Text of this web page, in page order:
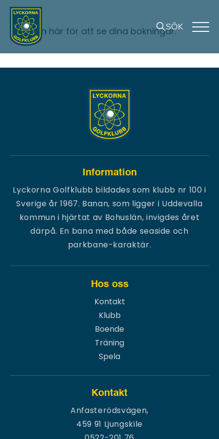
SÖK
Logga in här för att se dina bokningar.
Information
Lyckorna Golfklubb bildades som klubb nr 100 i
Sverige år 1967. Banan, som ligger i Uddevalla
kommun i hjärtat av Bohuslän, invigdes året
därpå. En bana med både seaside och
parkbane-karaktär.
Hos oss
Kontakt
Klubb
Boende
Träning
Spela
Kontakt
Anfasterödsvägen,
459 91 Ljungskile